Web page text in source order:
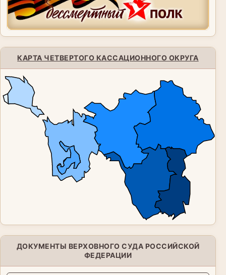
КАРТА ЧЕТВЕРТОГО КАССАЦИОННОГО ОКРУГА
ДОКУМЕНТЫ ВЕРХОВНОГО СУДА РОССИЙСКОЙ
ФЕДЕРАЦИИ